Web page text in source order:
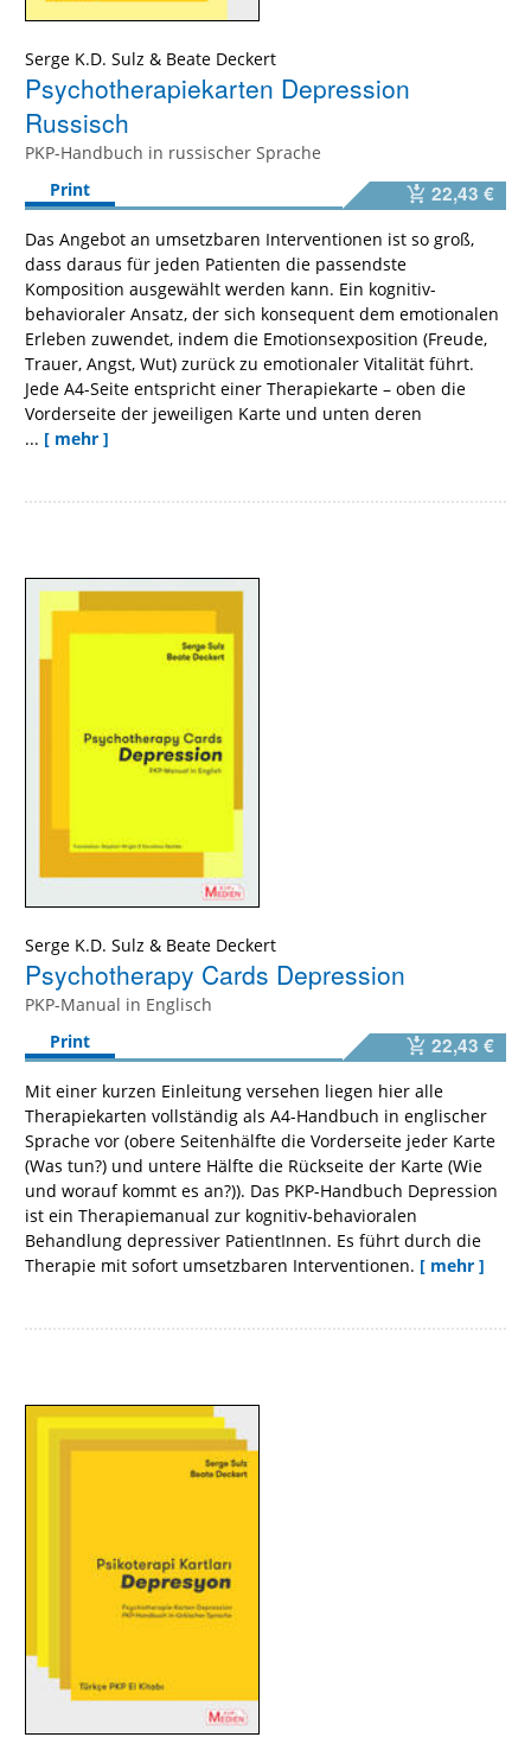
Serge K.D. Sulz & Beate Deckert
Psychotherapiekarten Depression
Russisch
PKP-Handbuch in russischer Sprache
Print
22,43 €
Das Angebot an umsetzbaren Interventionen ist so groß,
dass daraus für jeden Patienten die passendste
Komposition ausgewählt werden kann. Ein kognitiv-
behavioraler Ansatz, der sich konsequent dem emotionalen
Erleben zuwendet, indem die Emotionsexposition (Freude,
Trauer, Angst, Wut) zurück zu emotionaler Vitalität führt.
Jede A4-Seite entspricht einer Therapie­karte – oben die
Vorderseite der jeweiligen Karte und unten deren
... [ mehr ]
Serge K.D. Sulz & Beate Deckert
Psychotherapy Cards Depression
PKP-Manual in Englisch
Print
22,43 €
Mit einer kurzen Einleitung versehen liegen hier alle
Therapiekarten vollständig als A4-Handbuch in englischer
Sprache vor (obere Seitenhälfte die Vorderseite jeder Karte
(Was tun?) und untere Hälfte die Rückseite der Karte (Wie
und worauf kommt es an?)). Das PKP-Handbuch Depression
ist ein Therapiemanual zur kognitiv-behavioralen
Behandlung depressiver PatientInnen. Es führt durch die
Therapie mit sofort umsetzbaren Interventionen. [ mehr ]